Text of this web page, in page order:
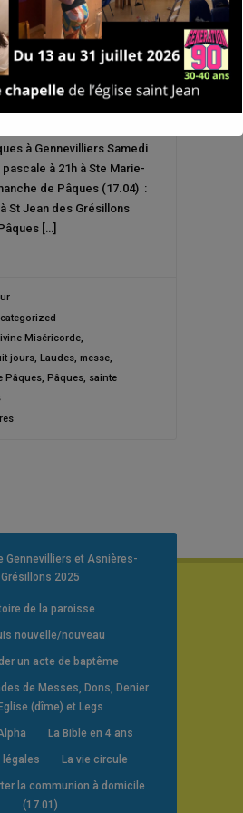
à Gennevilliers Samedi
à 21h à Ste Marie-
de Pâques (17.04) :
St Jean des Grésillons
[…]
Miséricorde,
jours, Laudes, messe,
Pâques, Pâques, sainte
Gennevilliers et Asnières-
Grésillons 2025
de la paroisse
nouvelle/nouveau
un acte de baptême
de Messes, Dons, Denier
(dîme) et Legs
La Bible en 4 ans
légales La vie circule
la communion à domicile
(17.01)